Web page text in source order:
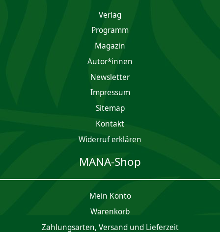
Verlag
Programm
Magazin
Autor*innen
Newsletter
Impres­sum
Sitemap
Kontakt
Widerruf erklären
MANA-Shop
Mein Konto
Waren­korb
Zahlungsarten, Versand und Lieferzeit